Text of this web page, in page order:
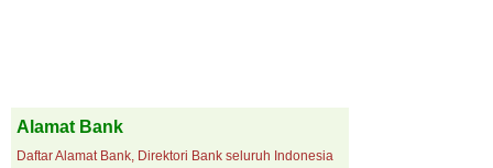
Alamat Bank
Daftar Alamat Bank, Direktori Bank seluruh Indonesia